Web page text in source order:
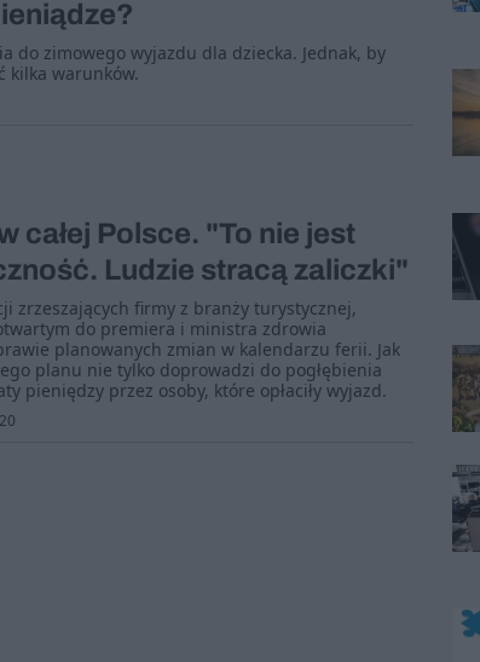
do zimowego wyjazdu dla dziecka. Jednak, by
kilka warunków.
całej Polsce. "To nie jest
Ludzie stracą zaliczki"
zrzeszających firmy z branży turystycznej,
do premiera i ministra zdrowia
planowanych zmian w kalendarzu ferii. Jak
planu nie tylko doprowadzi do pogłębienia
pieniędzy przez osoby, które opłaciły wyjazd.